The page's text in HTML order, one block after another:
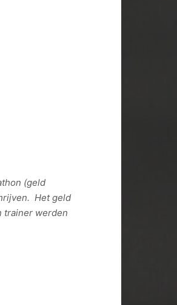
(geld
Het geld
trainer werden